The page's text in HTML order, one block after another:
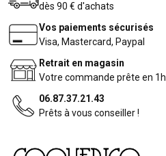
dès 90 € d'achats
Vos paiements sécurisés
Visa, Mastercard, Paypal
Retrait en magasin
Votre commande prête en 1h
06.87.37.21.43
Prêts à vous conseiller !